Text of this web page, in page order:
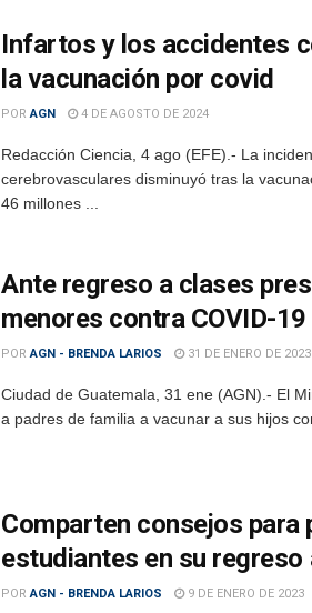
Infartos y los accidentes
la vacunación por covid
POR AGN 4 DE AGOSTO DE 2024
Redacción Ciencia, 4 ago (EFE).- La
cerebrovasculares disminuyó tras la
46 millones ...
Ante regreso a clases
menores contra COVID-19
POR AGN - BRENDA LARIOS 31 DE ENERO DE 2023
Ciudad de Guatemala, 31 ene (AGN).- El
a padres de familia a vacunar a sus hijos
Comparten consejos para
estudiantes en su regreso
POR AGN - BRENDA LARIOS 9 DE ENERO DE 2023